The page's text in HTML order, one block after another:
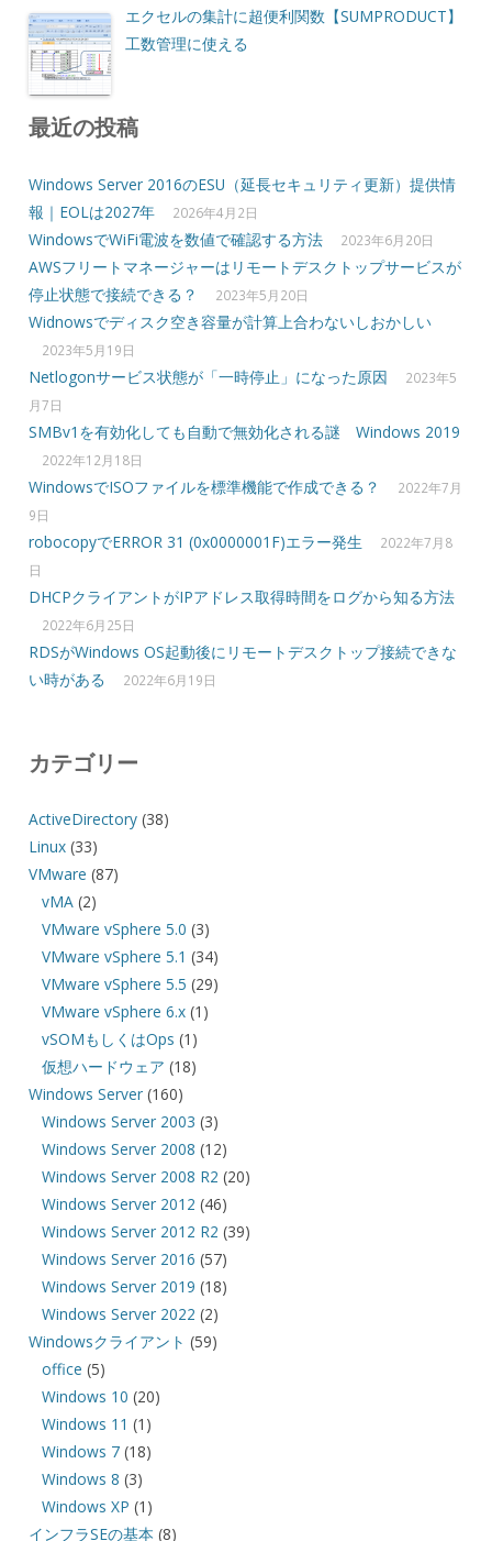
エクセルの集計に超便利関数【SUMPRODUCT】
工数管理に使える
最近の投稿
Windows Server 2016のESU（延長セキュリティ更新）提供情
報｜EOLは2027年
2026年4月2日
WindowsでWiFi電波を数値で確認する方法 2023年6月20日
AWSフリートマネージャーはリモートデスクトップサービスが
停止状態で接続できる？
2023年5月20日
Widnowsでディスク空き容量が計算上合わないしおかしい
2023年5月19日
Netlogonサービス状態が「一時停止」になった原因
2023年5
月7日
SMBv1を有効化しても自動で無効化される謎 Windows 2019
2022年12月18日
WindowsでISOファイルを標準機能で作成できる？
2022年7月
9日
robocopyでERROR 31 (0x0000001F)エラー発生
2022年7月8
日
DHCPクライアントがIPアドレス取得時間をログから知る方法
2022年6月25日
RDSがWindows OS起動後にリモートデスクトップ接続できな
い時がある
2022年6月19日
カテゴリー
ActiveDirectory(38)
Linux(33)
VMware (87)
vMA (2)
VMware vSphere 5.0 (3)
VMware vSphere 5.1 (34)
VMware vSphere 5.5 (29)
VMware vSphere 6.x (1)
vSOMもしくはOps (1)
仮想ハードウェア (18)
Windows Server(160)
Windows Server 2003 (3)
Windows Server 2008 (12)
Windows Server 2008 R2 (20)
Windows Server 2012 (46)
Windows Server 2012 R2 (39)
Windows Server 2016 (57)
Windows Server 2019 (18)
Windows Server 2022 (2)
Windowsクライアント (59)
office (5)
Windows 10 (20)
Windows 11 (1)
Windows 7 (18)
Windows 8 (3)
Windows XP (1)
インフラSEの基本 (8)